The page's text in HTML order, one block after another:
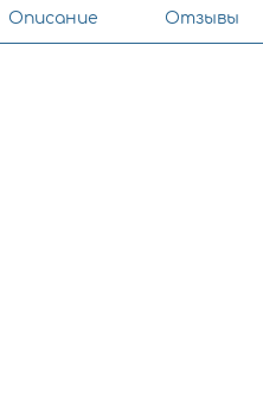
Описание Отзывы